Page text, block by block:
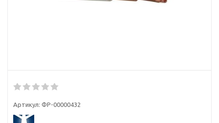
Артикул: ФР-00000432